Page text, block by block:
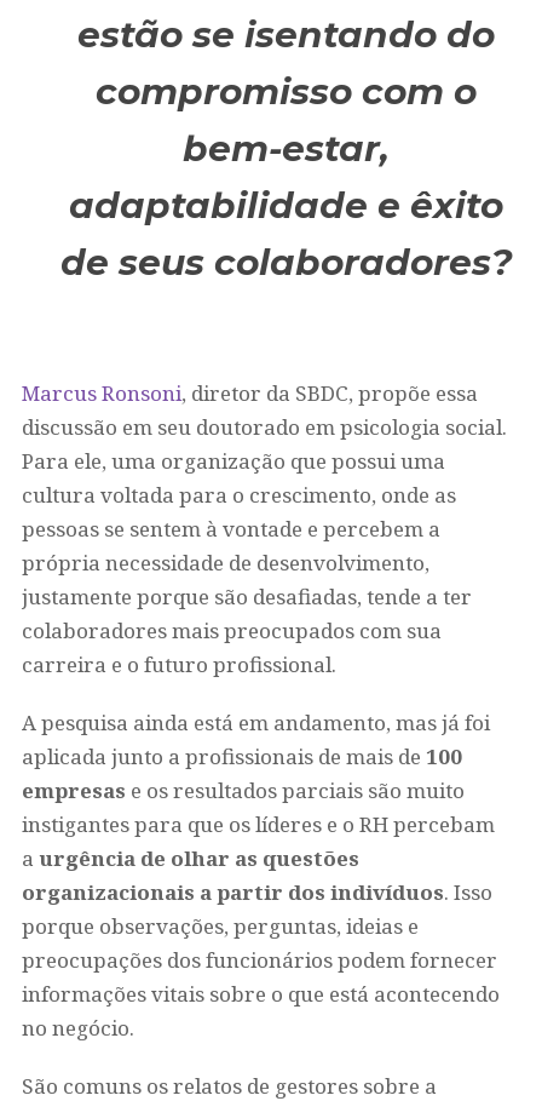
estão se isentando do
compromisso com o
bem-estar,
adaptabilidade e êxito
de seus colaboradores?
Marcus Ronsoni, diretor da SBDC, propõe essa
discussão em seu doutorado em psicologia social.
Para ele, uma organização que possui uma
cultura voltada para o crescimento, onde as
pessoas se sentem à vontade e percebem a
própria necessidade de desenvolvimento,
justamente porque são desafiadas, tende a ter
colaboradores mais preocupados com sua
carreira e o futuro profissional.
A pesquisa ainda está em andamento, mas já foi
aplicada junto a profissionais de mais de 100
empresas e os resultados parciais são muito
instigantes para que os líderes e o RH percebam
a urgência de olhar as questões
organizacionais a partir dos indivíduos. Isso
porque observações, perguntas, ideias e
preocupações dos funcionários podem fornecer
informações vitais sobre o que está acontecendo
no negócio.
São comuns os relatos de gestores sobre a